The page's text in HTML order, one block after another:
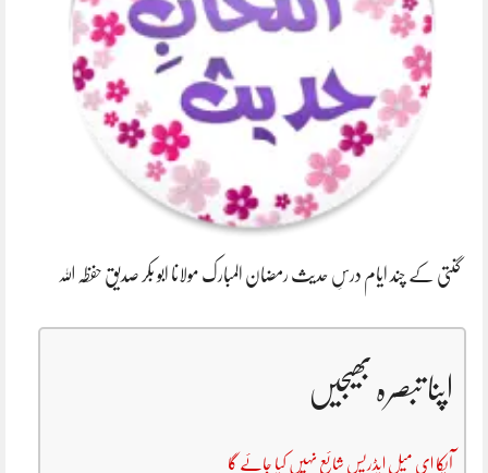
گنتی کے چند ایام درسِ حدیث رمضان المبارک مولانا ابو بکر صدیق حفظہ اللہ
اپنا تبصرہ بھیجیں
آپکا ای میل ایڈریس شائع نہیں کیا جائے گا